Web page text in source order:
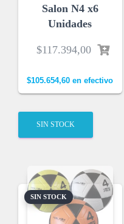
Salon N4 x6
Unidades
$117.394,00
$105.654,60 en efectivo
SIN STOCK
SIN STOCK